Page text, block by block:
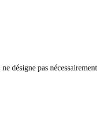
désigne pas